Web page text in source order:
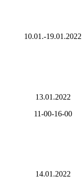
10.01.-19.01.2022
13.01.2022
11-00-16-00
14.01.2022